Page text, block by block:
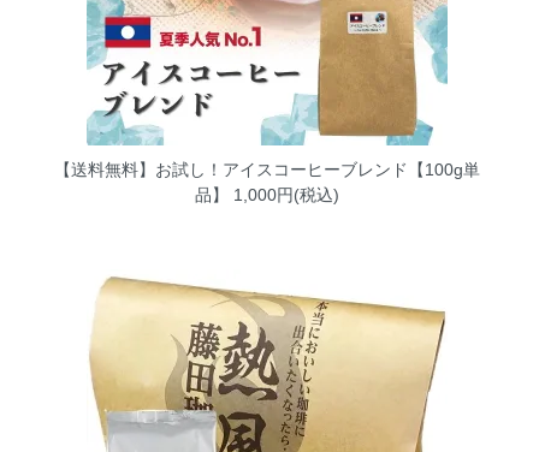
【送料無料】お試し！アイスコーヒーブレンド【100g単
品】
1,000円(税込)